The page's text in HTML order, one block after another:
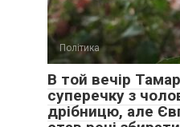
Політика
В той вечір
суперечку з
дрібницю, але